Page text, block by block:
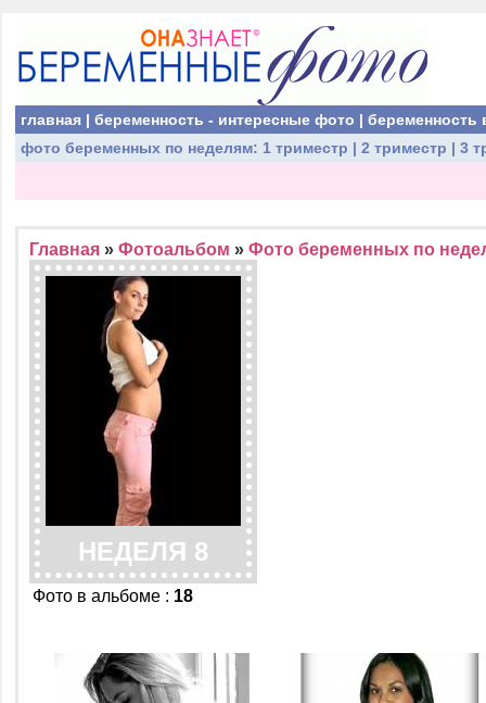
главная | беременность - интересные фото | беременность
фото беременных по неделям: 1 триместр | 2 триместр | 3
Главная » Фотоальбом » Фото беременных по
НЕДЕЛЯ 8
Фото в альбоме : 18